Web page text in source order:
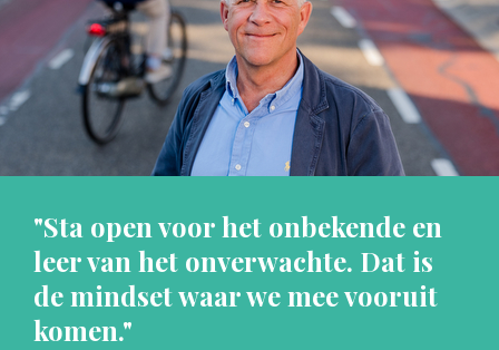
"Sta open voor het onbekende en
leer van het onverwachte. Dat is
de mindset waar we mee vooruit
komen."